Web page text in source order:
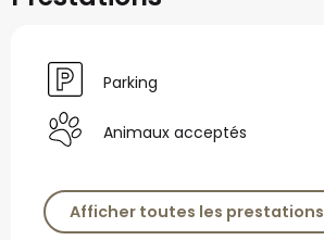
Parking
Animaux acceptés
Afficher toutes les prestations